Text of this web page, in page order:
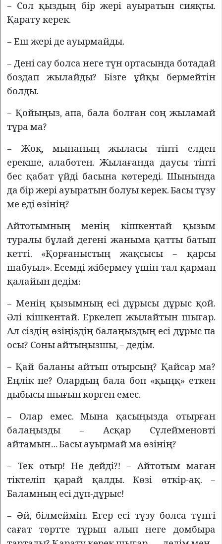
– Сол қыздың бір жері ауыратын сияқты.
Қарату керек.
– Еш жері де ауырмайды.
– Дені сау болса неге түн ортасында ботадай
боздап жылайды? Бізге ұйқы бермейтін
болды.
– Қойыңыз, апа, бала болған соң жыламай
тұра ма?
– Жоқ, мынаның жыласы тіпті елден
ерекше, алабөтен. Жылағанда даусы тіпті
бес қабат үйді басына көтереді. Шынында
да бір жері ауыратын болуы керек. Басы түзу
ме еді өзінің?
Айтотымның менің кішкентай қызым
туралы бұлай дегені жаныма қатты батып
кетті. «Қорғаныстың жақсысы – қарсы
шабуыл». Есемді жібермеу үшін тал қармап
қалайын дедім:
– Менің қызымның есі дұрысы дұрыс қой.
Әлі кішкентай. Еркелеп жылайтын шығар.
Ал сіздің өзіңіздің балаңыздың есі дұрыс па
осы? Соны айтыңызшы, – дедім.
– Қай баланы айтып отырсың? Қайсар ма?
Еңлік пе? Олардың бала боп «қыңқ» еткен
дыбысы шығып көрген емес.
– Олар емес. Мына қасыңызда отырған
балаңызды – Асқар Сүлейменовті
айтамын… Басы ауырмай ма өзінің?
– Тек отыр! Не дейді?! – Айтотым маған
тіктеліп қарай қалды. Көзі өткір-ақ. –
Баламның есі дұп-дұрыс!
– Әй, білмеймін. Егер есі түзу болса түнгі
сағат төртте тұрып алып неге домбыра